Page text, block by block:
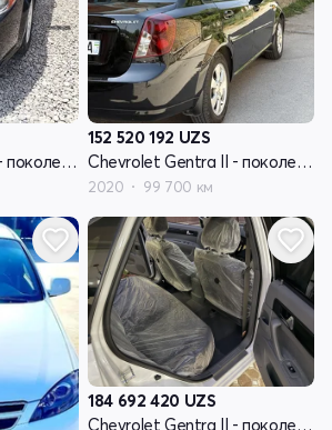
Chevrolet Gentra II - поколение
152 520 192 UZS
Chevrolet Gentra II - поколение
2020 99 700 км
184 692 420 UZS
Chevrolet Gentra II - поколение